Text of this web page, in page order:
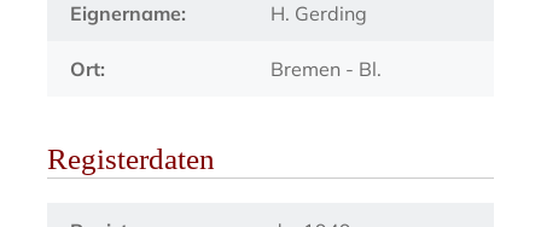
Eignername: H. Gerding
Ort: Bremen - Bl.
Registerdaten